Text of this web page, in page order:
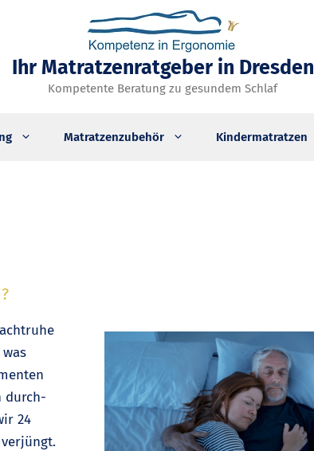
Ihr Matratzenratgeber in Dresden
Kompetente Beratung zu gesundem Schlaf
Matratzenzubehör Kindermatratzen
durch-
24